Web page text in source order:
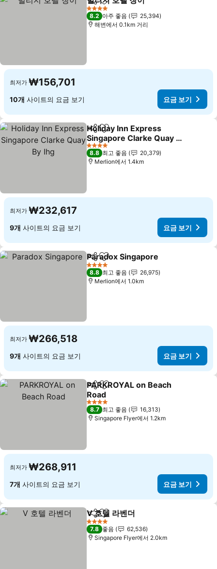
공유 즐겨찾기에 추가
4 성급
8.2 아주 좋음
25,394
해변에서 0.1km 거리
최저가 ₩156,701
10개 사이트의 요금 보기 요금 보기
공유 즐겨찾기에 추가
Holiday Inn Express
Singapore Clarke Quay By
Ihg
4 성급
8.8 최고 좋음
20,379
Merlion에서 1.4km
최저가 ₩232,617
9개 사이트의 요금 보기 요금 보기
공유 즐겨찾기에 추가
Paradox Singapore
4 성급
8.8 최고 좋음
26,975
Merlion에서 1.0km
최저가 ₩266,518
9개 사이트의 요금 보기 요금 보기
공유 즐겨찾기에 추가
PARKROYAL on Beach
Road
4 성급
8.7 최고 좋음
16,313
Singapore Flyer에서 1.2km
최저가 ₩268,911
7개 사이트의 요금 보기 요금 보기
공유 즐겨찾기에 추가
V 호텔 라벤더
4 성급
7.8 좋음
62,536
Singapore Flyer에서 2.0km